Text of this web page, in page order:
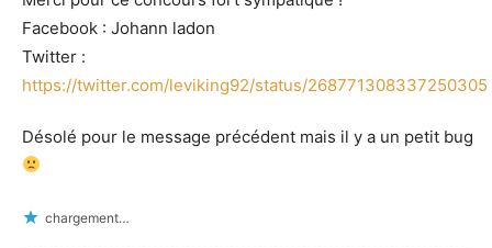
Facebook : Johann ladon
Twitter :
https://twitter.com/leviking92/status/268771308337250305
Désolé pour le message précédent mais il y a un petit bug
chargement…